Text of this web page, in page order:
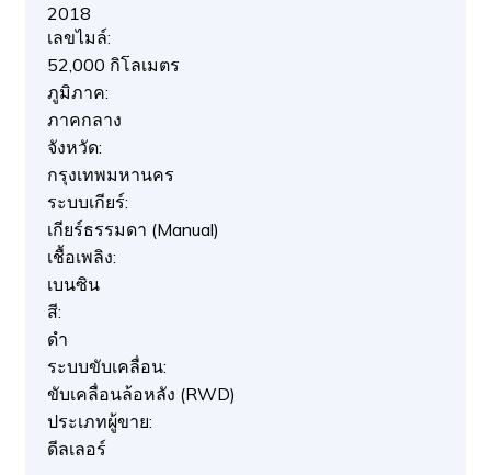
2018
เลขไมล์:
52,000 กิโลเมตร
ภูมิภาค:
ภาคกลาง
จังหวัด:
กรุงเทพมหานคร
ระบบเกียร์:
เกียร์ธรรมดา (Manual)
เชื้อเพลิง:
เบนซิน
สี:
ดำ
ระบบขับเคลื่อน:
ขับเคลื่อนล้อหลัง (RWD)
ประเภทผู้ขาย:
ดีลเลอร์